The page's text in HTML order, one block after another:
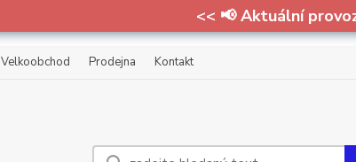
<< 📢 Aktuální
Velkoobchod Prodejna Kontakt